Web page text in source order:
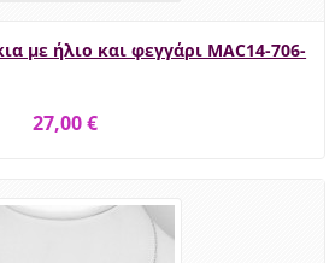
με ήλιο και φεγγάρι MAC14-706-
27,00 €